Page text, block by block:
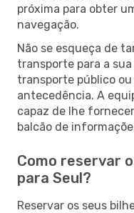
próxima para obter
navegação.
Não se esqueça de
transporte para a
transporte público
antecedência. A
capaz de lhe
balcão de
Como reservar
para Seul?
Reservar os seus